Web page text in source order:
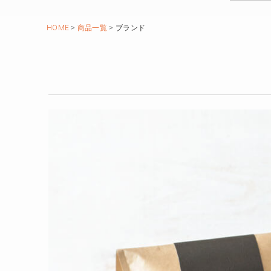
HOME 商品一覧 ブランド